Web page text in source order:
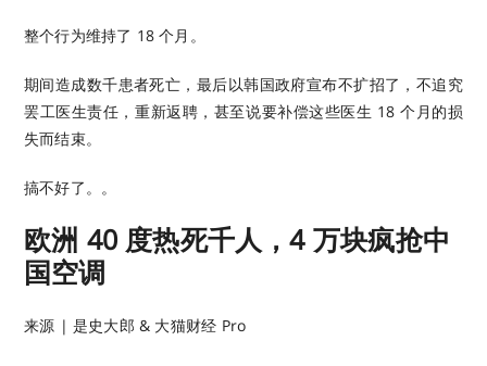
整个行为维持了 18 个月。
期间造成数千患者死亡，最后以韩国政府宣布不扩招了，不追究
罢工医生责任，重新返聘，甚至说要补偿这些医生 18 个月的损
失而结束。
搞不好了。。
欧洲 40 度热死千人，4 万块疯抢中
国空调
来源 | 是史大郎 & 大猫财经 Pro